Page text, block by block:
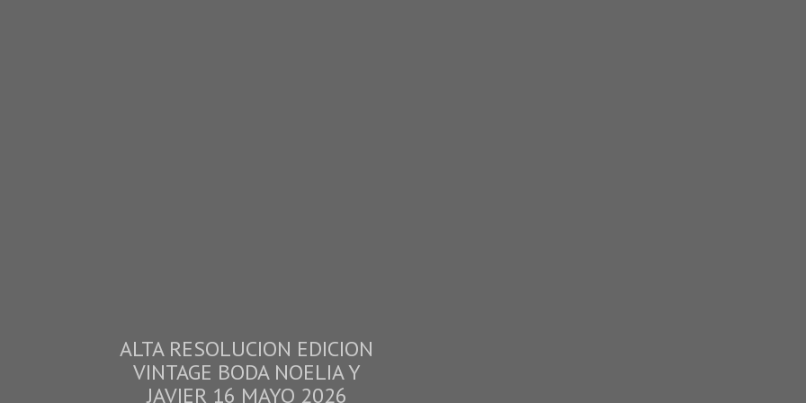
ALTA RESOLUCION EDICION
VINTAGE BODA NOELIA Y
JAVIER 16 MAYO 2026